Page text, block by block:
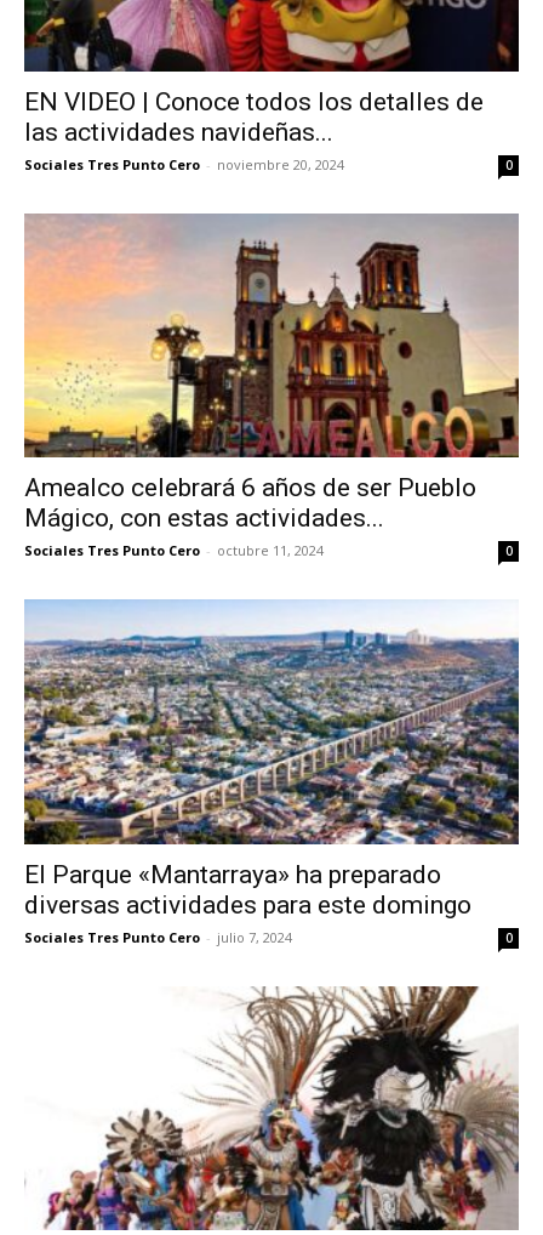
EN VIDEO | Conoce todos los detalles de
las actividades navideñas...
Sociales Tres Punto Cero - noviembre 20, 2024 0
Amealco celebrará 6 años de ser Pueblo
Mágico, con estas actividades...
Sociales Tres Punto Cero - octubre 11, 2024 0
El Parque «Mantarraya» ha preparado
diversas actividades para este domingo
Sociales Tres Punto Cero - julio 7, 2024 0